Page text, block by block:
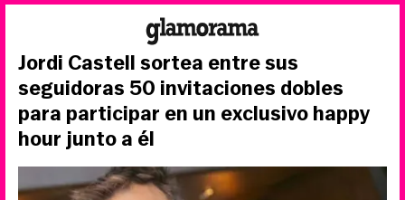
Jordi Castell sortea entre sus
seguidoras 50 invitaciones dobles
para participar en un exclusivo happy
hour junto a él